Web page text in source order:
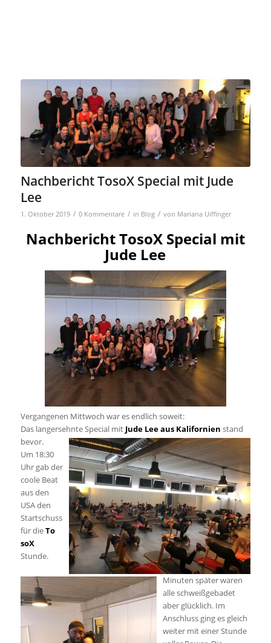
Nachbericht TosoX Special mit Jude
Lee
1. Oktober 2019 / 0 Kommentare / in Blog / von Mariana Uiffinger
Nachbericht TosoX Special mit
Jude Lee
Vergangenen Mittwoch war es endlich soweit:
Das langersehnte Special mit Jude Lee aus Kalifornien stand
bevor.
Um 18:30
Uhr gab der
coole Beat
aus den
USA den
Startschuss
für dieTo
soX
Stunde.
Minuten später waren
alle schweißgebadet
aber glücklich. Im
Anschluss ging es gleich
weiter mit einer Stunde